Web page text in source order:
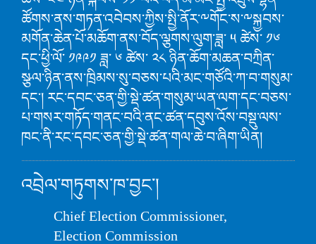
ཚོགས་ནས་གཏན་འབེབས་ཀྱིས་སྤྱི་ནོར་༸གོང་ས་༸སྐྱབས་
མགོན་ཆེན་པོ་མཆོག་ནས་བོད་ལྕགས་ལུག་ཟླ་ ༥ ཚེས་ ༡༦
དང་ཕྱི་ལོ་ ༡༩༩༡ ཟླ་ ༦ ཚེས་ ༢༨ ཉིན་ཆོག་མཆན་བཀྲིན་
སྩལ་ཉིན་ནས་ཁྲིམས་སུ་བཅས་པའི་མང་གཙོའི་ཀ་བ་གསུམ་
དང་། རང་དབང་ཅན་གྱི་སྡེ་ཚན་གསུམ་ཡན་ལག་དང་བཅས་
པ་གསར་གཏོད་གནང་བའི་ནང་ཚན་དབུས་འོས་བསྡུ་ལས་
ཁང་ནི་རང་དབང་ཅན་གྱི་སྡེ་ཚན་གལ་ཆེ་བ་ཞིག་ཡིན།
འབྲེལ་གཏུགས་ཁ་བྱང་།
Chief Election Commissioner,
Election Commission